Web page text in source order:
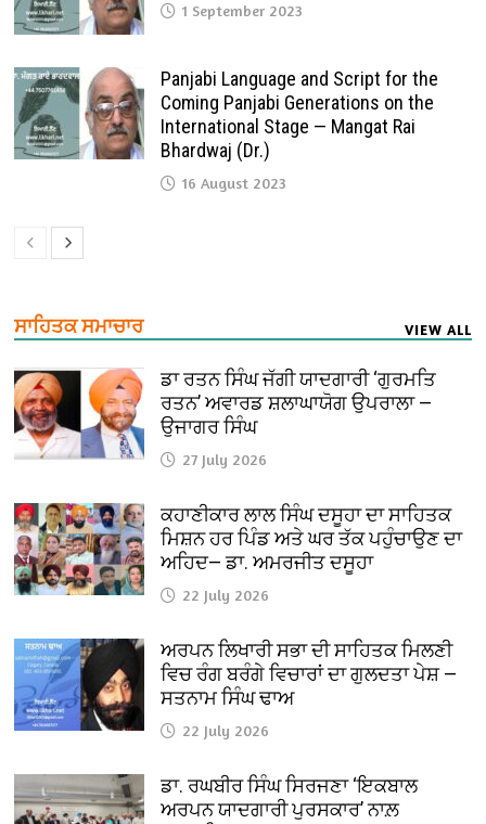
1 September 2023
Panjabi Language and Script for the
Coming Panjabi Generations on the
International Stage — Mangat Rai
Bhardwaj (Dr.)
16 August 2023
ਸਾਹਿਤਕ ਸਮਾਚਾਰ VIEW ALL
ਡਾ ਰਤਨ ਸਿੰਘ ਜੱਗੀ ਯਾਦਗਾਰੀ ‘ਗੁਰਮਤਿ
ਰਤਨ’ ਅਵਾਰਡ ਸ਼ਲਾਘਾਯੋਗ ਉਪਰਾਲਾ —
ਉਜਾਗਰ ਸਿੰਘ
27 July 2026
ਕਹਾਣੀਕਾਰ ਲਾਲ ਸਿੰਘ ਦਸੂਹਾ ਦਾ ਸਾਹਿਤਕ
ਮਿਸ਼ਨ ਹਰ ਪਿੰਡ ਅਤੇ ਘਰ ਤੱਕ ਪਹੁੰਚਾਉਣ ਦਾ
ਅਹਿਦ— ਡਾ. ਅਮਰਜੀਤ ਦਸੂਹਾ
22 July 2026
ਅਰਪਨ ਲਿਖਾਰੀ ਸਭਾ ਦੀ ਸਾਹਿਤਕ ਮਿਲਣੀ
ਵਿਚ ਰੰਗ ਬਰੰਗੇ ਵਿਚਾਰਾਂ ਦਾ ਗੁਲਦਤਾ ਪੇਸ਼ —
ਸਤਨਾਮ ਸਿੰਘ ਢਾਅ
22 July 2026
ਡਾ. ਰਘਬੀਰ ਸਿੰਘ ਸਿਰਜਣਾ ‘ਇਕਬਾਲ
ਅਰਪਨ ਯਾਦਗਾਰੀ ਪੁਰਸਕਾਰ’ ਨਾਲ਼